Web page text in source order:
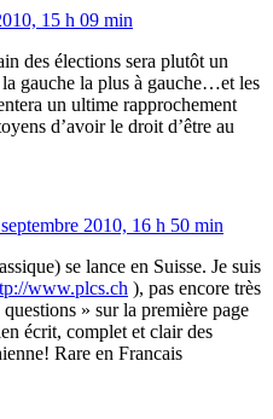
15 h 09 min
des élections sera plutôt un
gauche la plus à gauche…et les
un ultime rapprochement
d’avoir le droit d’être au
2010, 16 h 50 min
se lance en Suisse. Je suis
www.plcs.ch ), pas encore très
» sur la première page
écrit, complet et clair des
Rare en Francais